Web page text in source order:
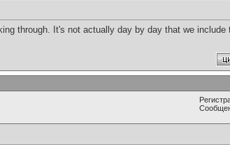
through. It's not actually day by day that we include